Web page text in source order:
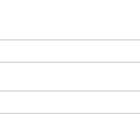
ning eksootilise